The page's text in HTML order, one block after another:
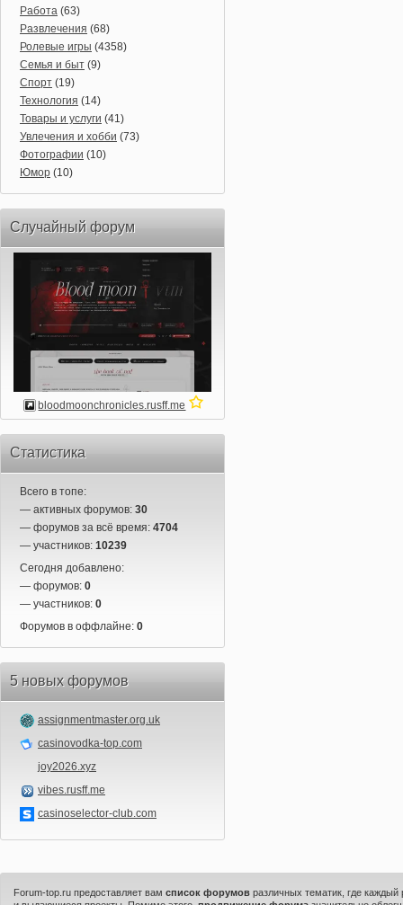
Работа (63)
Развлечения (68)
Ролевые игры (4358)
Семья и быт (9)
Спорт (19)
Технология (14)
Товары и услуги (41)
Увлечения и хобби (73)
Фотографии (10)
Юмор (10)
Случайный форум
bloodmoonchronicles.rusff.me
Статистика
Всего в топе:
— активных форумов: 30
— форумов за всё время: 4704
— участников: 10239
Сегодня добавлено:
— форумов: 0
— участников: 0
Форумов в оффлайне: 0
5 новых форумов
assignmentmaster.org.uk
casinovodka-top.com
joy2026.xyz
vibes.rusff.me
casinoselector-club.com
Forum-top.ru предоставляет вамсписок форумов различных тематик, где